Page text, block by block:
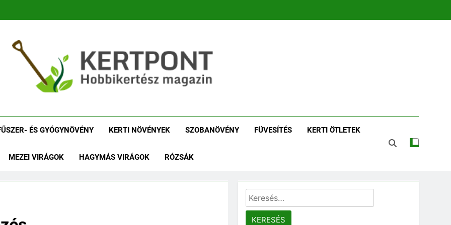
Növényhatározó
ÉS GYÓGYNÖVÉNY KERTI NÖVÉNYEK SZOBANÖVÉNY FÜVESÍTÉS KERTI ÖTLETEK
MEZEI VIRÁGOK HAGYMÁS VIRÁGOK RÓZSÁK
Keresés: